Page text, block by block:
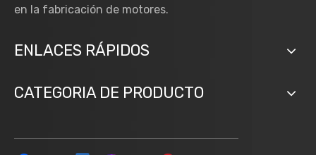
en la fabricación de motores.
ENLACES RÁPIDOS
CATEGORIA DE PRODUCTO